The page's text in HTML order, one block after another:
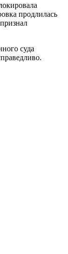
продлилась
суда